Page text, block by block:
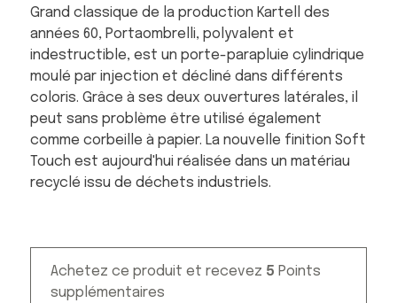
Grand classique de la production Kartell des
années 60, Portaombrelli, polyvalent et
indestructible, est un porte-parapluie cylindrique
moulé par injection et décliné dans différents
coloris. Grâce à ses deux ouvertures latérales, il
peut sans problème être utilisé également
comme corbeille à papier. La nouvelle finition Soft
Touch est aujourd'hui réalisée dans un matériau
recyclé issu de déchets industriels.
Achetez ce produit et recevez 5 Points
supplémentaires